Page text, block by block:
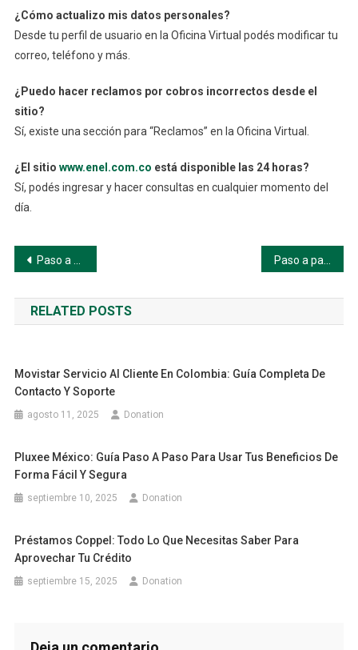
¿Cómo actualizo mis datos personales?
Desde tu perfil de usuario en la Oficina Virtual podés modificar tu
correo, teléfono y más.
¿Puedo hacer reclamos por cobros incorrectos desde el
sitio?
Sí, existe una sección para “Reclamos” en la Oficina Virtual.
¿El sitio www.enel.com.co está disponible las 24 horas?
Sí, podés ingresar y hacer consultas en cualquier momento del
día.
Navegación
de
entradas
Paso a paso: Cómo registrarte en Enel Colombia
RELATED POSTS
Movistar Servicio Al Cliente En Colombia: Guía Completa De
Contacto Y Soporte
agosto 11, 2025 Donation
Pluxee México: Guía Paso A Paso Para Usar Tus Beneficios De
Forma Fácil Y Segura
septiembre 10, 2025 Donation
Préstamos Coppel: Todo Lo Que Necesitas Saber Para
Aprovechar Tu Crédito
septiembre 15, 2025 Donation